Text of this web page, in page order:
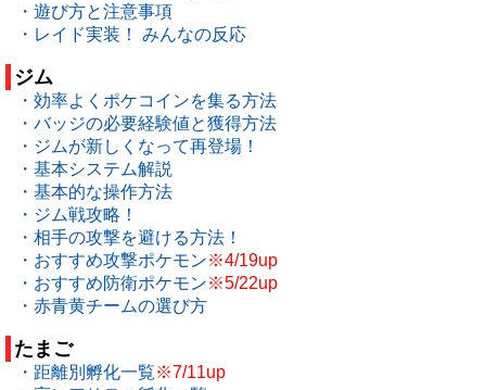
・遊び方と注意事項
・レイド実装！ みんなの反応
ジム
・効率よくポケコインを集る方法
・バッジの必要経験値と獲得方法
・ジムが新しくなって再登場！
・基本システム解説
・基本的な操作方法
・ジム戦攻略！
・相手の攻撃を避ける方法！
・おすすめ攻撃ポケモン※4/19up
・おすすめ防衛ポケモン※5/22up
・赤青黄チームの選び方
たまご
・距離別孵化一覧※7/11up